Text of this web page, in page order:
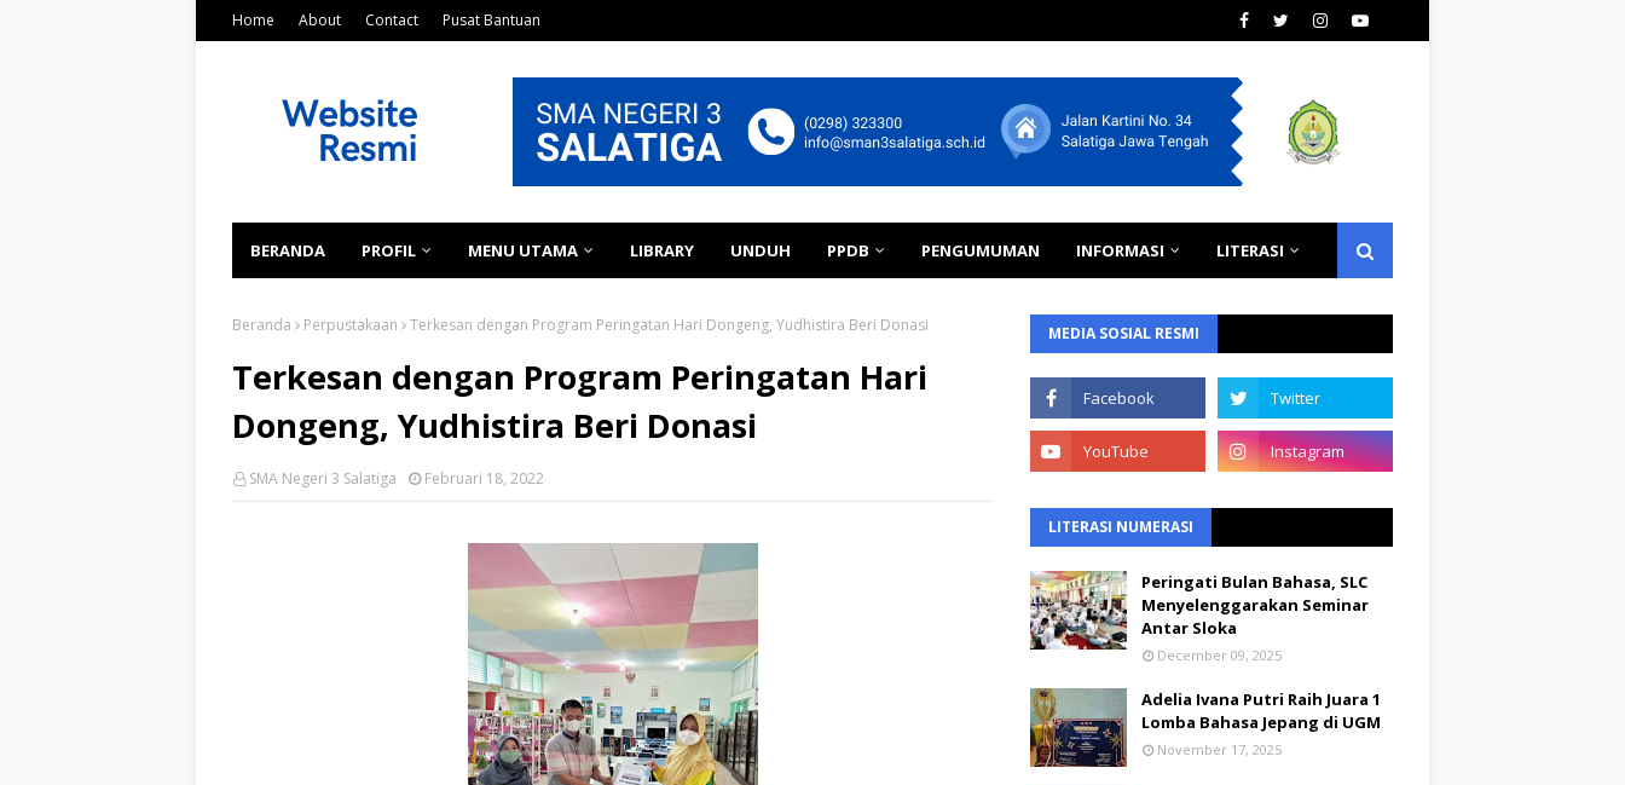
Home About Contact Pusat Bantuan
BERANDA PROFIL MENU UTAMA LIBRARY UNDUH PPDB PENGUMUMAN INFORMASI LITERASI
Beranda Perpustakaan Terkesan dengan Program Peringatan Hari Dongeng, Yudhistira Beri Donasi
Terkesan dengan Program Peringatan Hari
Dongeng, Yudhistira Beri Donasi
SMA Negeri 3 Salatiga Februari 18, 2022
MEDIA SOSIAL RESMI
LITERASI NUMERASI
Peringati Bulan Bahasa, SLC
Menyelenggarakan Seminar
Antar Sloka
December 09, 2025
Adelia Ivana Putri Raih Juara 1
Lomba Bahasa Jepang di UGM
November 17, 2025